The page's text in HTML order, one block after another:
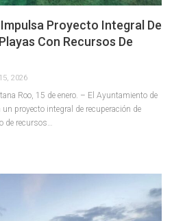
Proyecto Integral De
Con Recursos De
2026
Roo, 15 de enero. – El Ayuntamiento de
un proyecto integral de recuperación de
de recursos…